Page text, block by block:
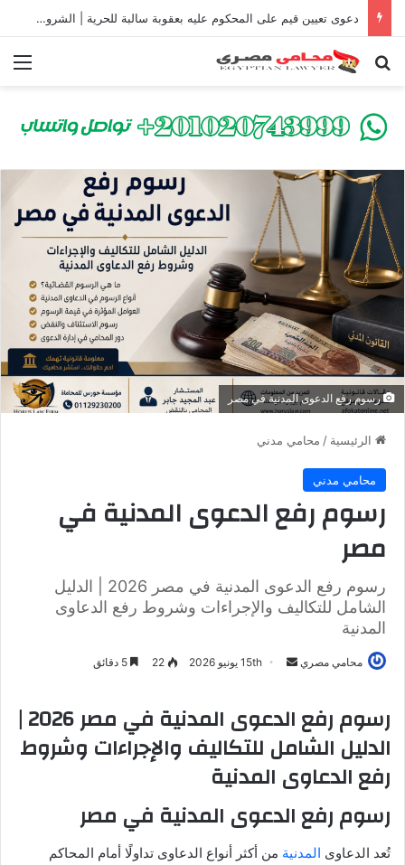
دعوى تعيين قيم على المحكوم عليه بعقوبة سالبة للحرية | الشروط والصيغة القانونية
بحث عن
رسوم رفع الدعوى المدنية في مصر
الرئيسية / محامي مدني
محامي مدني
رسوم رفع الدعوى المدنية في
مصر
رسوم رفع الدعوى المدنية في مصر 2026 | الدليل
الشامل للتكاليف والإجراءات وشروط رفع الدعاوى
المدنية
محامي مصري
ل
ي
د
إ
15th يونيو 2026 22
رسوم رفع الدعوى المدنية في مصر 2026 |
الدليل الشامل للتكاليف والإجراءات وشروط
رفع الدعاوى المدنية
رسوم رفع الدعوى المدنية في مصر
تُعد الدعاوى المدنية من أكثر أنواع الدعاوى تداولًا أمام المحاكم